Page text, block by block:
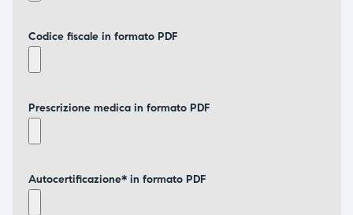
Codice fiscale in formato PDF
Prescrizione medica in formato PDF
Autocertificazione* in formato PDF